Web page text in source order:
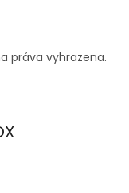
práva vyhrazena.